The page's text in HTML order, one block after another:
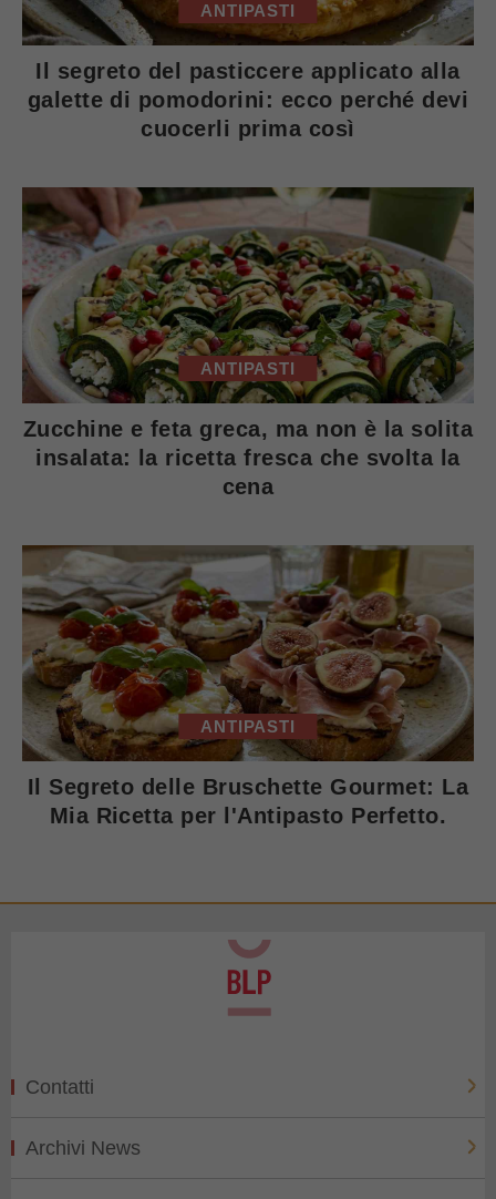
ANTIPASTI
Il segreto del pasticcere applicato alla
galette di pomodorini: ecco perché devi
cuocerli prima così
ANTIPASTI
Zucchine e feta greca, ma non è la solita
insalata: la ricetta fresca che svolta la
cena
ANTIPASTI
Il Segreto delle Bruschette Gourmet: La
Mia Ricetta per l'Antipasto Perfetto.
Contatti
Archivi News